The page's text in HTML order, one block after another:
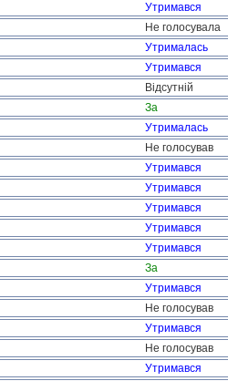
Утримався
Не голосувала
Утрималась
Утримався
Відсутній
За
Утрималась
Не голосував
Утримався
Утримався
Утримався
Утримався
Утримався
За
Утримався
Не голосував
Утримався
Не голосував
Утримався